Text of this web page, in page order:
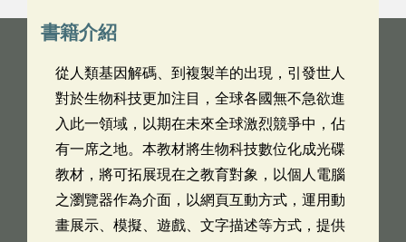
書籍介紹
從人類基因解碼、到複製羊的出現，引發世人
對於生物科技更加注目，全球各國無不急欲進
入此一領域，以期在未來全球激烈競爭中，佔
有一席之地。本教材將生物科技數位化成光碟
教材，將可拓展現在之教育對象，以個人電腦
之瀏覽器作為介面，以網頁互動方式，運用動
畫展示、模擬、遊戲、文字描述等方式，提供